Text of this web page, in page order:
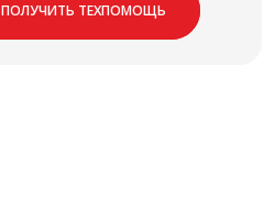
ПОЛУЧИТЬ ТЕХПОМОЩЬ